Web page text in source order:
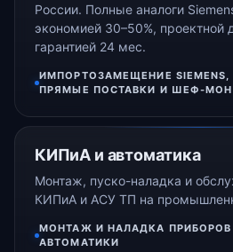
России. Полные аналоги
экономией 30–50%, проектной
гарантией 24 мес.
ИМПОРТОЗАМЕЩЕНИЕ SIEMENS,
ПРЯМЫЕ ПОСТАВКИ И ШЕФ-
КИПиА и автоматика
Монтаж, пуско-наладка и
КИПиА и АСУ ТП на
МОНТАЖ И НАЛАДКА
АВТОМАТИКИ